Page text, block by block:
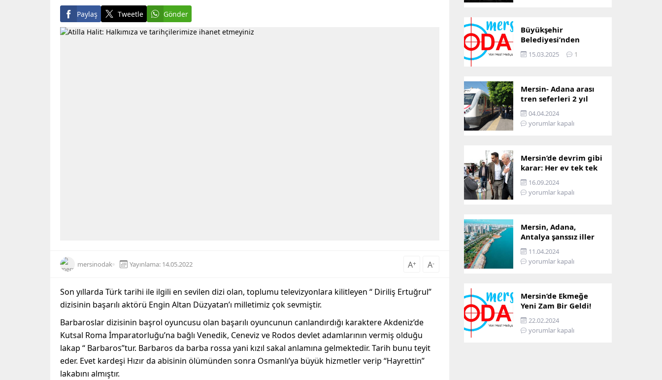
Paylaş Tweetle Gönder
mersinodak Yayınlama: 14.05.2022 A+ A-
Son yıllarda Türk tarihi ile ilgili en sevilen dizi olan, toplumu televizyonlara kilitleyen “ Diriliş Ertuğrul”
dizisinin başarılı aktörü Engin Altan Düzyatan’ı milletimiz çok sevmiştir.
Barbaroslar dizisinin başrol oyuncusu olan başarılı oyuncunun canlandırdığı karaktere Akdeniz’de
Kutsal Roma İmparatorluğu’na bağlı Venedik, Ceneviz ve Rodos devlet adamlarının vermiş olduğu
lakap “ Barbaros”tur. Barbaros da barba rossa yani kızıl sakal anlamına gelmektedir. Tarih bunu teyit
eder. Evet kardeşi Hızır da abisinin ölümünden sonra Osmanlı’ya büyük hizmetler verip “Hayrettin”
lakabını almıştır.
Büyükşehir
Belediyesi’nden
Mersin ve Adana arası
ulaşım başladı
15.03.2025 1
Mersin- Adana arası
tren seferleri 2 yıl
boyunca
çalışmayacak
04.04.2024
yorumlar kapalı
Mersin’de devrim gibi
karar: Her ev tek tek
incelenecek!
16.09.2024
yorumlar kapalı
Mersin, Adana,
Antalya şanssız iller
arasına girdi: İşte
sebebi…
11.04.2024
yorumlar kapalı
Mersin’de Ekmeğe
Yeni Zam Bir Geldi!
İşte Mersin’in Zamlı
Ekmek Fiyatı!
22.02.2024
yorumlar kapalı